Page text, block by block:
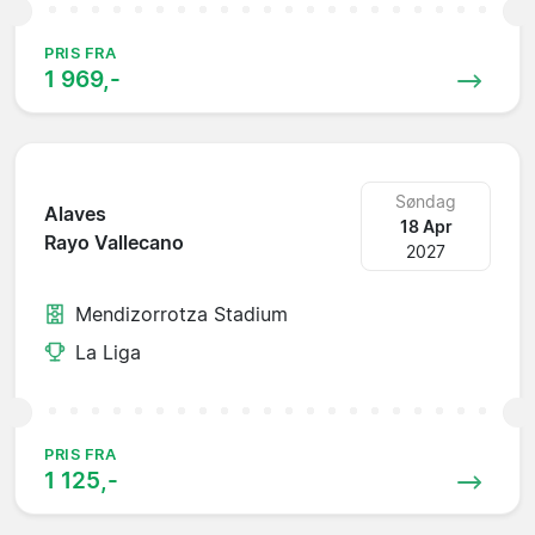
PRIS FRA
1 969,-
Alaves
Rayo Vallecano
Søndag
18 Apr
2027
Mendizorrotza Stadium
La Liga
PRIS FRA
1 125,-